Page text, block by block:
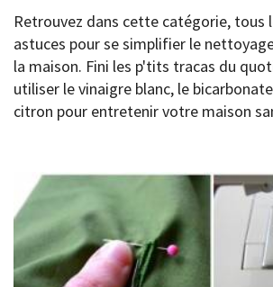
Retrouvez dans cette catégorie, tous
astuces pour se simplifier le
la maison. Fini les p'tits tracas du
utiliser le vinaigre blanc, le
citron pour entretenir votre maison